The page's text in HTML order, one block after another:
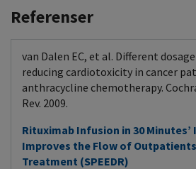
Referenser
van Dalen EC, et al. Different
reducing cardiotoxicity in cancer
anthracycline chemotherapy.
Rev. 2009.
Rituximab Infusion in 30 Minutes’
Improves the Flow of
Treatment (SPEEDR)